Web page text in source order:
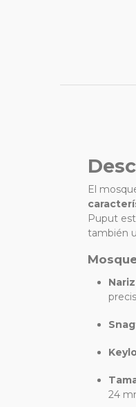
El
Puput
también
24